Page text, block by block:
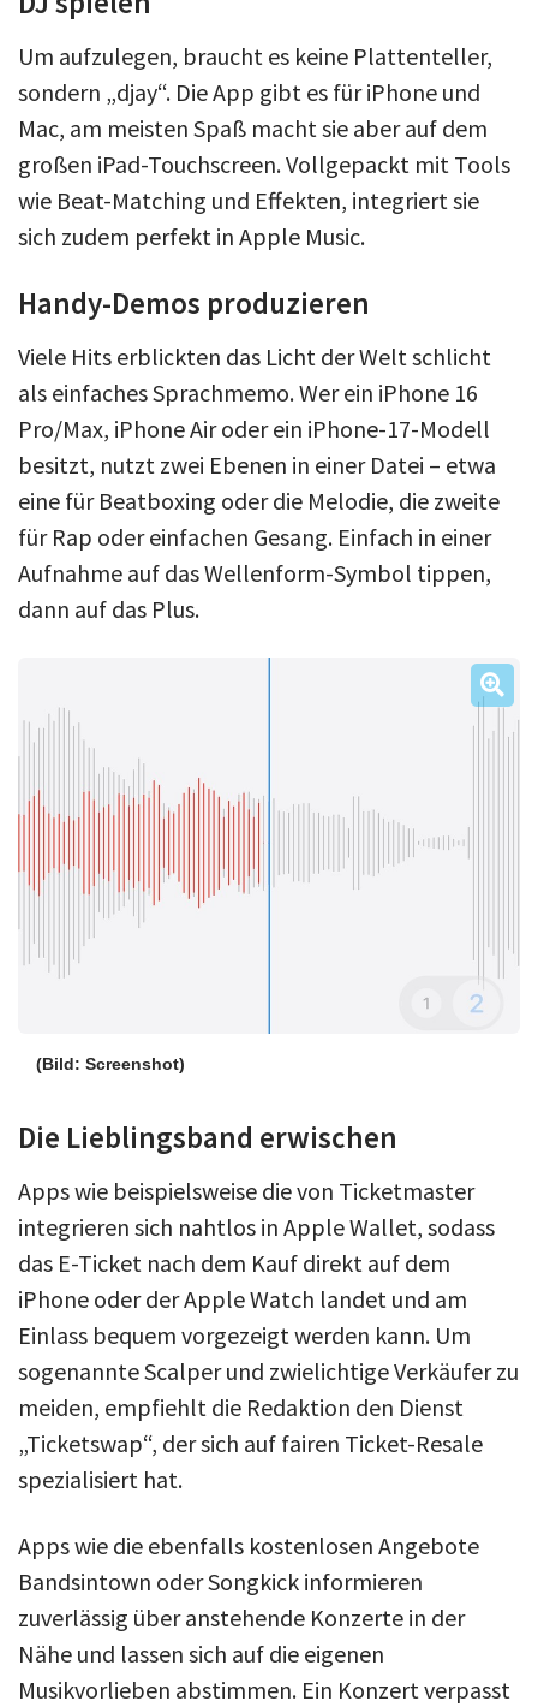
Um aufzulegen, braucht es keine Plattenteller,
sondern „djay“. Die App gibt es für iPhone und
Mac, am meisten Spaß macht sie aber auf dem
großen iPad-Touchscreen. Vollgepackt mit Tools
wie Beat-Matching und Effekten, integriert sie
sich zudem perfekt in Apple Music.
Handy-Demos produzieren
Viele Hits erblickten das Licht der Welt schlicht
als einfaches Sprachmemo. Wer ein iPhone 16
Pro/Max, iPhone Air oder ein iPhone-17-Modell
besitzt, nutzt zwei Ebenen in einer Datei – etwa
eine für Beatboxing oder die Melodie, die zweite
für Rap oder einfachen Gesang. Einfach in einer
Aufnahme auf das Wellenform-Symbol tippen,
dann auf das Plus.
(Bild: Screenshot)
Die Lieblingsband erwischen
Apps wie beispielsweise die von Ticketmaster
integrieren sich nahtlos in Apple Wallet, sodass
das E-Ticket nach dem Kauf direkt auf dem
iPhone oder der Apple Watch landet und am
Einlass bequem vorgezeigt werden kann. Um
sogenannte Scalper und zwielichtige Verkäufer zu
meiden, empfiehlt die Redaktion den Dienst
„Ticketswap“, der sich auf fairen Ticket-Resale
spezialisiert hat.
Apps wie die ebenfalls kostenlosen Angebote
Bandsintown oder Songkick informieren
zuverlässig über anstehende Konzerte in der
Nähe und lassen sich auf die eigenen
Musikvorlieben abstimmen. Ein Konzert verpasst